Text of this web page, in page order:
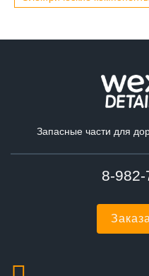
Запасные части для
8-